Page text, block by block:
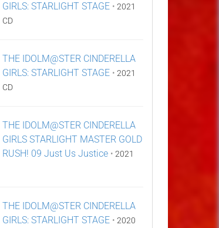
GIRLS: STARLIGHT STAGE • 2021
CD
THE IDOLM@STER CINDERELLA
GIRLS: STARLIGHT STAGE • 2021
CD
THE IDOLM@STER CINDERELLA
GIRLS STARLIGHT MASTER GOLD
RUSH! 09 Just Us Justice • 2021
THE IDOLM@STER CINDERELLA
GIRLS: STARLIGHT STAGE • 2020